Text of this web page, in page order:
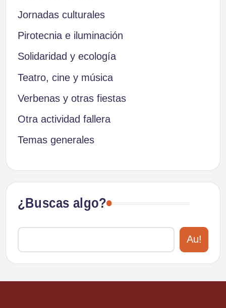
Jornadas culturales
Pirotecnia e iluminación
Solidaridad y ecología
Teatro, cine y música
Verbenas y otras fiestas
Otra actividad fallera
Temas generales
¿Buscas algo?
Au!